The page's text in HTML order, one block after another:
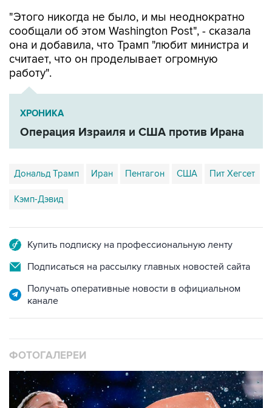
"Этого никогда не было, и мы неоднократно
сообщали об этом Washington Post", - сказала
она и добавила, что Трамп "любит министра и
считает, что он проделывает огромную
работу".
ХРОНИКА
Операция Израиля и США против Ирана
Дональд Трамп Иран Пентагон США Пит Хегсет
Кэмп-Дэвид
Купить подписку на профессиональную ленту
Подписаться на рассылку главных новостей сайта
Получать оперативные новости в официальном
канале
ФОТОГАЛЕРЕИ